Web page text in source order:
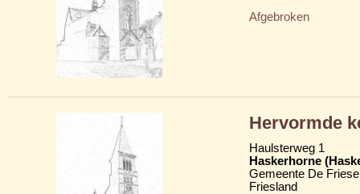
Afgebroken
Hervormde
Haulsterweg 1
Haskerhorne
Gemeente De
Friesland